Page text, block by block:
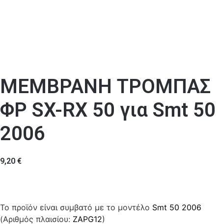
ΜΕΜΒΡΑΝΗ ΤΡΟΜΠΑΣ
ΦΡ SX-RX 50 για Smt 50
2006
9,20 €
Το προϊόν είναι συμβατό με το μοντέλο Smt 50 2006
(Αριθμός πλαισίου: ZAPG12)